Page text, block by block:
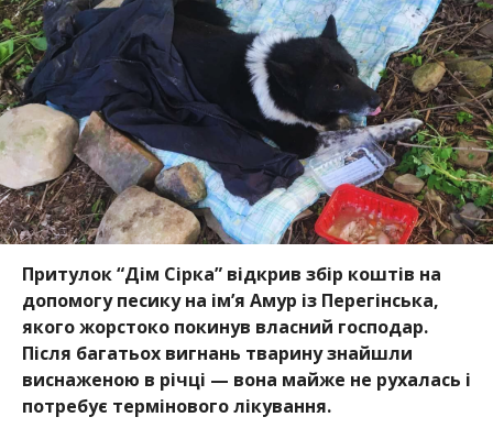
Притулок “Дім Сірка” відкрив збір коштів на
допомогу песику на ім’я Амур із Перегінська,
якого жорстоко покинув власний господар.
Після багатьох вигнань тварину знайшли
виснаженою в річці — вона майже не рухалась і
потребує термінового лікування.